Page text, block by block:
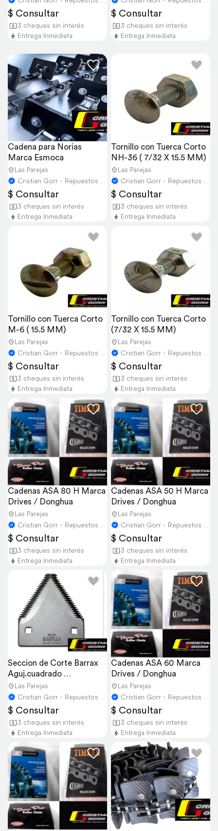
$ Consultar
3 cheques sin interés
Entrega Inmediata
$ Consultar
3 cheques sin interés
Entrega Inmediata
Cadena para Norias
Marca Esmoca
Las Parejas
Cristian Gorr - Repuestos Agricolas
$ Consultar
3 cheques sin interés
Entrega Inmediata
Tornillo con Tuerca Corto
NH-36 ( 7/32 X 15.5 MM)
Las Parejas
Cristian Gorr - Repuestos Agricolas
$ Consultar
3 cheques sin interés
Entrega Inmediata
Tornillo con Tuerca Corto
M-6 ( 15.5 MM)
Las Parejas
Cristian Gorr - Repuestos Agricolas
$ Consultar
3 cheques sin interés
Entrega Inmediata
Tornillo con Tuerca Corto
(7/32 X 15.5 MM)
Las Parejas
Cristian Gorr - Repuestos Agricolas
$ Consultar
3 cheques sin interés
Entrega Inmediata
Cadenas ASA 80 H Marca
Drives / Donghua
Las Parejas
Cristian Gorr - Repuestos Agricolas
$ Consultar
3 cheques sin interés
Entrega Inmediata
Cadenas ASA 50 H Marca
Drives / Donghua
Las Parejas
Cristian Gorr - Repuestos Agricolas
$ Consultar
3 cheques sin interés
Entrega Inmediata
Seccion de Corte Barrax
Aguj.cuadrado
Cosechadora Newholland
Las Parejas
Cristian Gorr - Repuestos Agricolas
$ Consultar
3 cheques sin interés
Entrega Inmediata
Cadenas ASA 60 Marca
Drives / Donghua
Las Parejas
Cristian Gorr - Repuestos Agricolas
$ Consultar
3 cheques sin interés
Entrega Inmediata